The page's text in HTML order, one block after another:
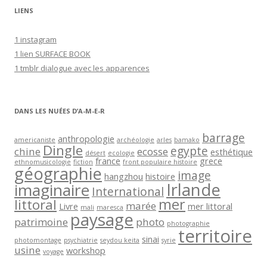
-
m
a
LIENS
1 instagram
1 lien SURFACE BOOK
1 tmblr dialogue avec les apparences
DANS LES NUÉES D’A-M-E-R
americaniste anthropologie archéologie arles bamako barrage
chine Dingle désert ecologie ecosse egypte esthétique
ethnomusicologie fiction france front populaire histoire grece
géographie hangzhou histoire image
imaginaire International Irlande
littoral Livre mali maresca marée mer mer littoral
patrimoine paysage photo photographie
photomontage psychiatrie seydou keita sinai syrie territoire
usine voyage workshop